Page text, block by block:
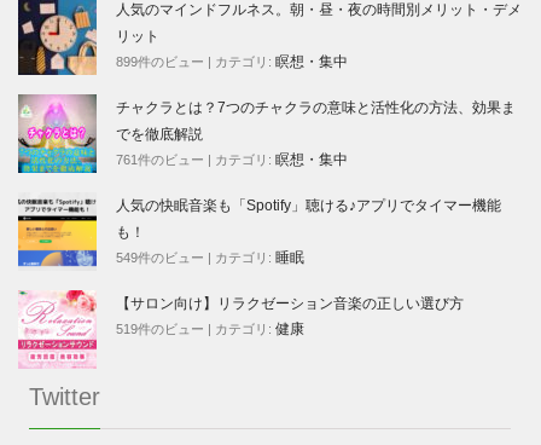
人気のマインドフルネス。朝・昼・夜の時間別メリット・デメ
リット
899件のビュー カテゴリ: 瞑想・集中
チャクラとは？7つのチャクラの意味と活性化の方法、効果ま
でを徹底解説
761件のビュー カテゴリ: 瞑想・集中
人気の快眠音楽も「Spotify」聴ける♪アプリでタイマー機能
も！
549件のビュー カテゴリ: 睡眠
【サロン向け】リラクゼーション音楽の正しい選び方
519件のビュー カテゴリ: 健康
Twitter